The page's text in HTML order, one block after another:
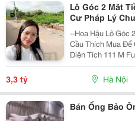
Lô Góc 2 Măt
Cư Pháp Lý
Mát ,Đất Nằm
--Hoa Hậu Lô Góc
Cầu Thích Mua
Diện Tích 111 M Fun Thổ
Chuẩn Bị Đang
Nhau Vị Trí
3,3 tỷ Hà Nội
Bán Ống Bảo